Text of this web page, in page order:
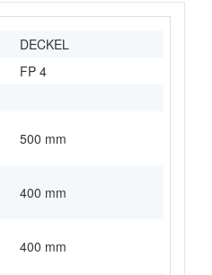
DECKEL
FP 4
500 mm
400 mm
400 mm